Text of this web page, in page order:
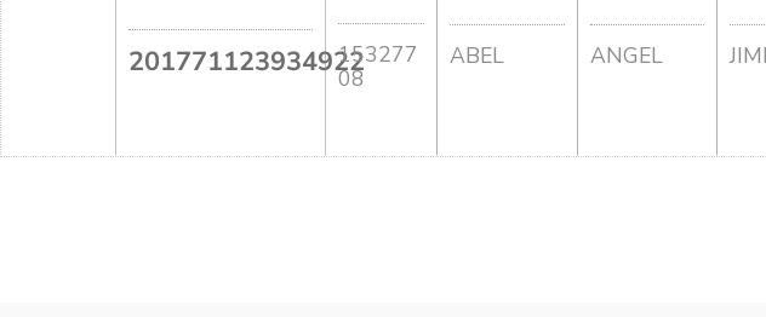
201771123934922153277
08
ABEL ANGEL